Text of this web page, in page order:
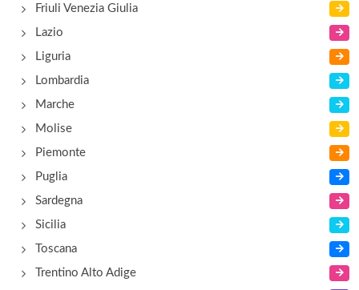
Friuli Venezia Giulia
Lazio
Liguria
Lombardia
Marche
Molise
Piemonte
Puglia
Sardegna
Sicilia
Toscana
Trentino Alto Adige